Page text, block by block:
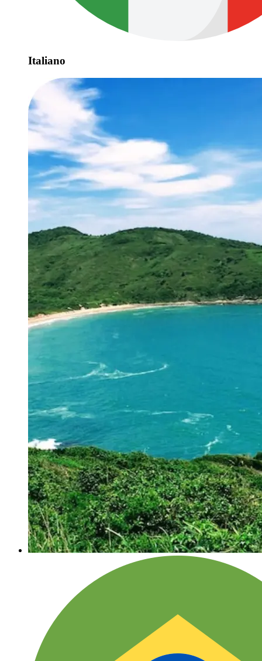
Italiano